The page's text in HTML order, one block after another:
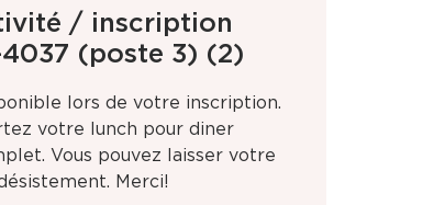
/ inscription
4037 (poste 3) (2)
lors de votre inscription.
votre lunch pour diner
Vous pouvez laisser votre
Merci!